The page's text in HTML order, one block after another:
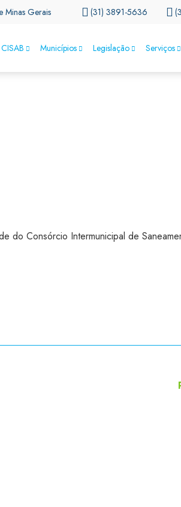
Minas Gerais (31) 3891-5636
CISAB Municípios Legislação Serviços
do Consórcio Intermunicipal de